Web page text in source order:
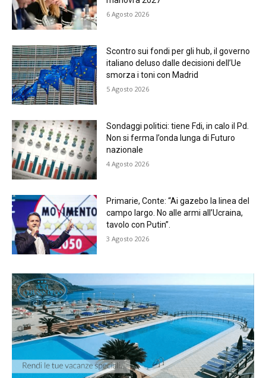
6 Agosto 2026
Scontro sui fondi per gli hub, il governo
italiano deluso dalle decisioni dell’Ue
smorza i toni con Madrid
5 Agosto 2026
Sondaggi politici: tiene Fdi, in calo il Pd.
Non si ferma l’onda lunga di Futuro
nazionale
4 Agosto 2026
Primarie, Conte: “Ai gazebo la linea del
campo largo. No alle armi all’Ucraina,
tavolo con Putin”.
3 Agosto 2026